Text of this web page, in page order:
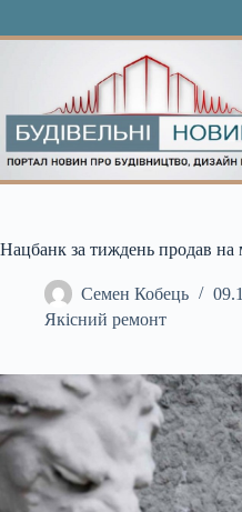
Нацбанк за тиждень продав на
Семен Кобець
Якісний ремонт